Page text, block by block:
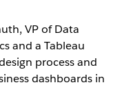
VP of Data
and a Tableau
process and
dashboards in